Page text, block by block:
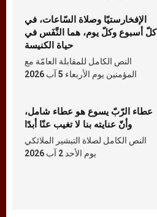
الإفخارستيّا وصلاة السّاعات، في
كلّ أسبوع وكلّ يوم، هما النَّفَس في
حياة الكنيسة
النص الكامل للمقابلة العامّة مع
المؤمنين يوم الأربعاء 5 آب 2026
عطاء الرّبّ يسوع هو عطاء شامل،
وأنّ عنايته بنا لا تغيب عنّا أبدًا
النص الكامل لصلاة التبشير الملائكي
يوم الأحد 2 آب 2026